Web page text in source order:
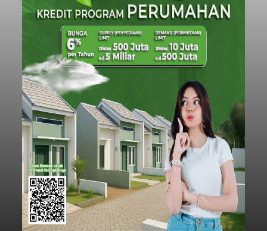
balitribune.co.id I Gianyar -Seorang pria asal
Lingkungan Dalem, Pemogan, Denpasar Selatan,
Kota Denpasar, yang diketahui bernama I Kadek
Dedi Wiranata (35), ditemukan tidak bernyawa di
pesisir Pantai Purnama, Sukawati.
Sebelum ditemukan meninggal dunia, korban
sempat memberitahukan lokasi terakhirnya
melalui pesan singkat WhatsApp dan juga
mengirimkan foto dua botol pembersih lantai ke
istrinya.
Gianyar
Submitted by contributor Thu, 08/06/2026 - 21:06
Baca Selengkapnya